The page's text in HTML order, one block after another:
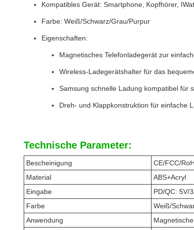
Kompatibles Gerät: Smartphone, Kopfhörer,
Farbe: Weiß/Schwarz/Grau/Purpur
Eigenschaften:
Magnetisches Telefonladegerät zur
Wireless-Ladegerätshalter für das
Samsung schnelle Ladung kompatibel für
Dreh- und Klappkonstruktion für einfache
Technische Parameter:
Bescheinigung
CE/FCC/
Material
ABS+Acryl
Eingabe
PD/QC: 5V/
Farbe
Weiß/
Anwendung